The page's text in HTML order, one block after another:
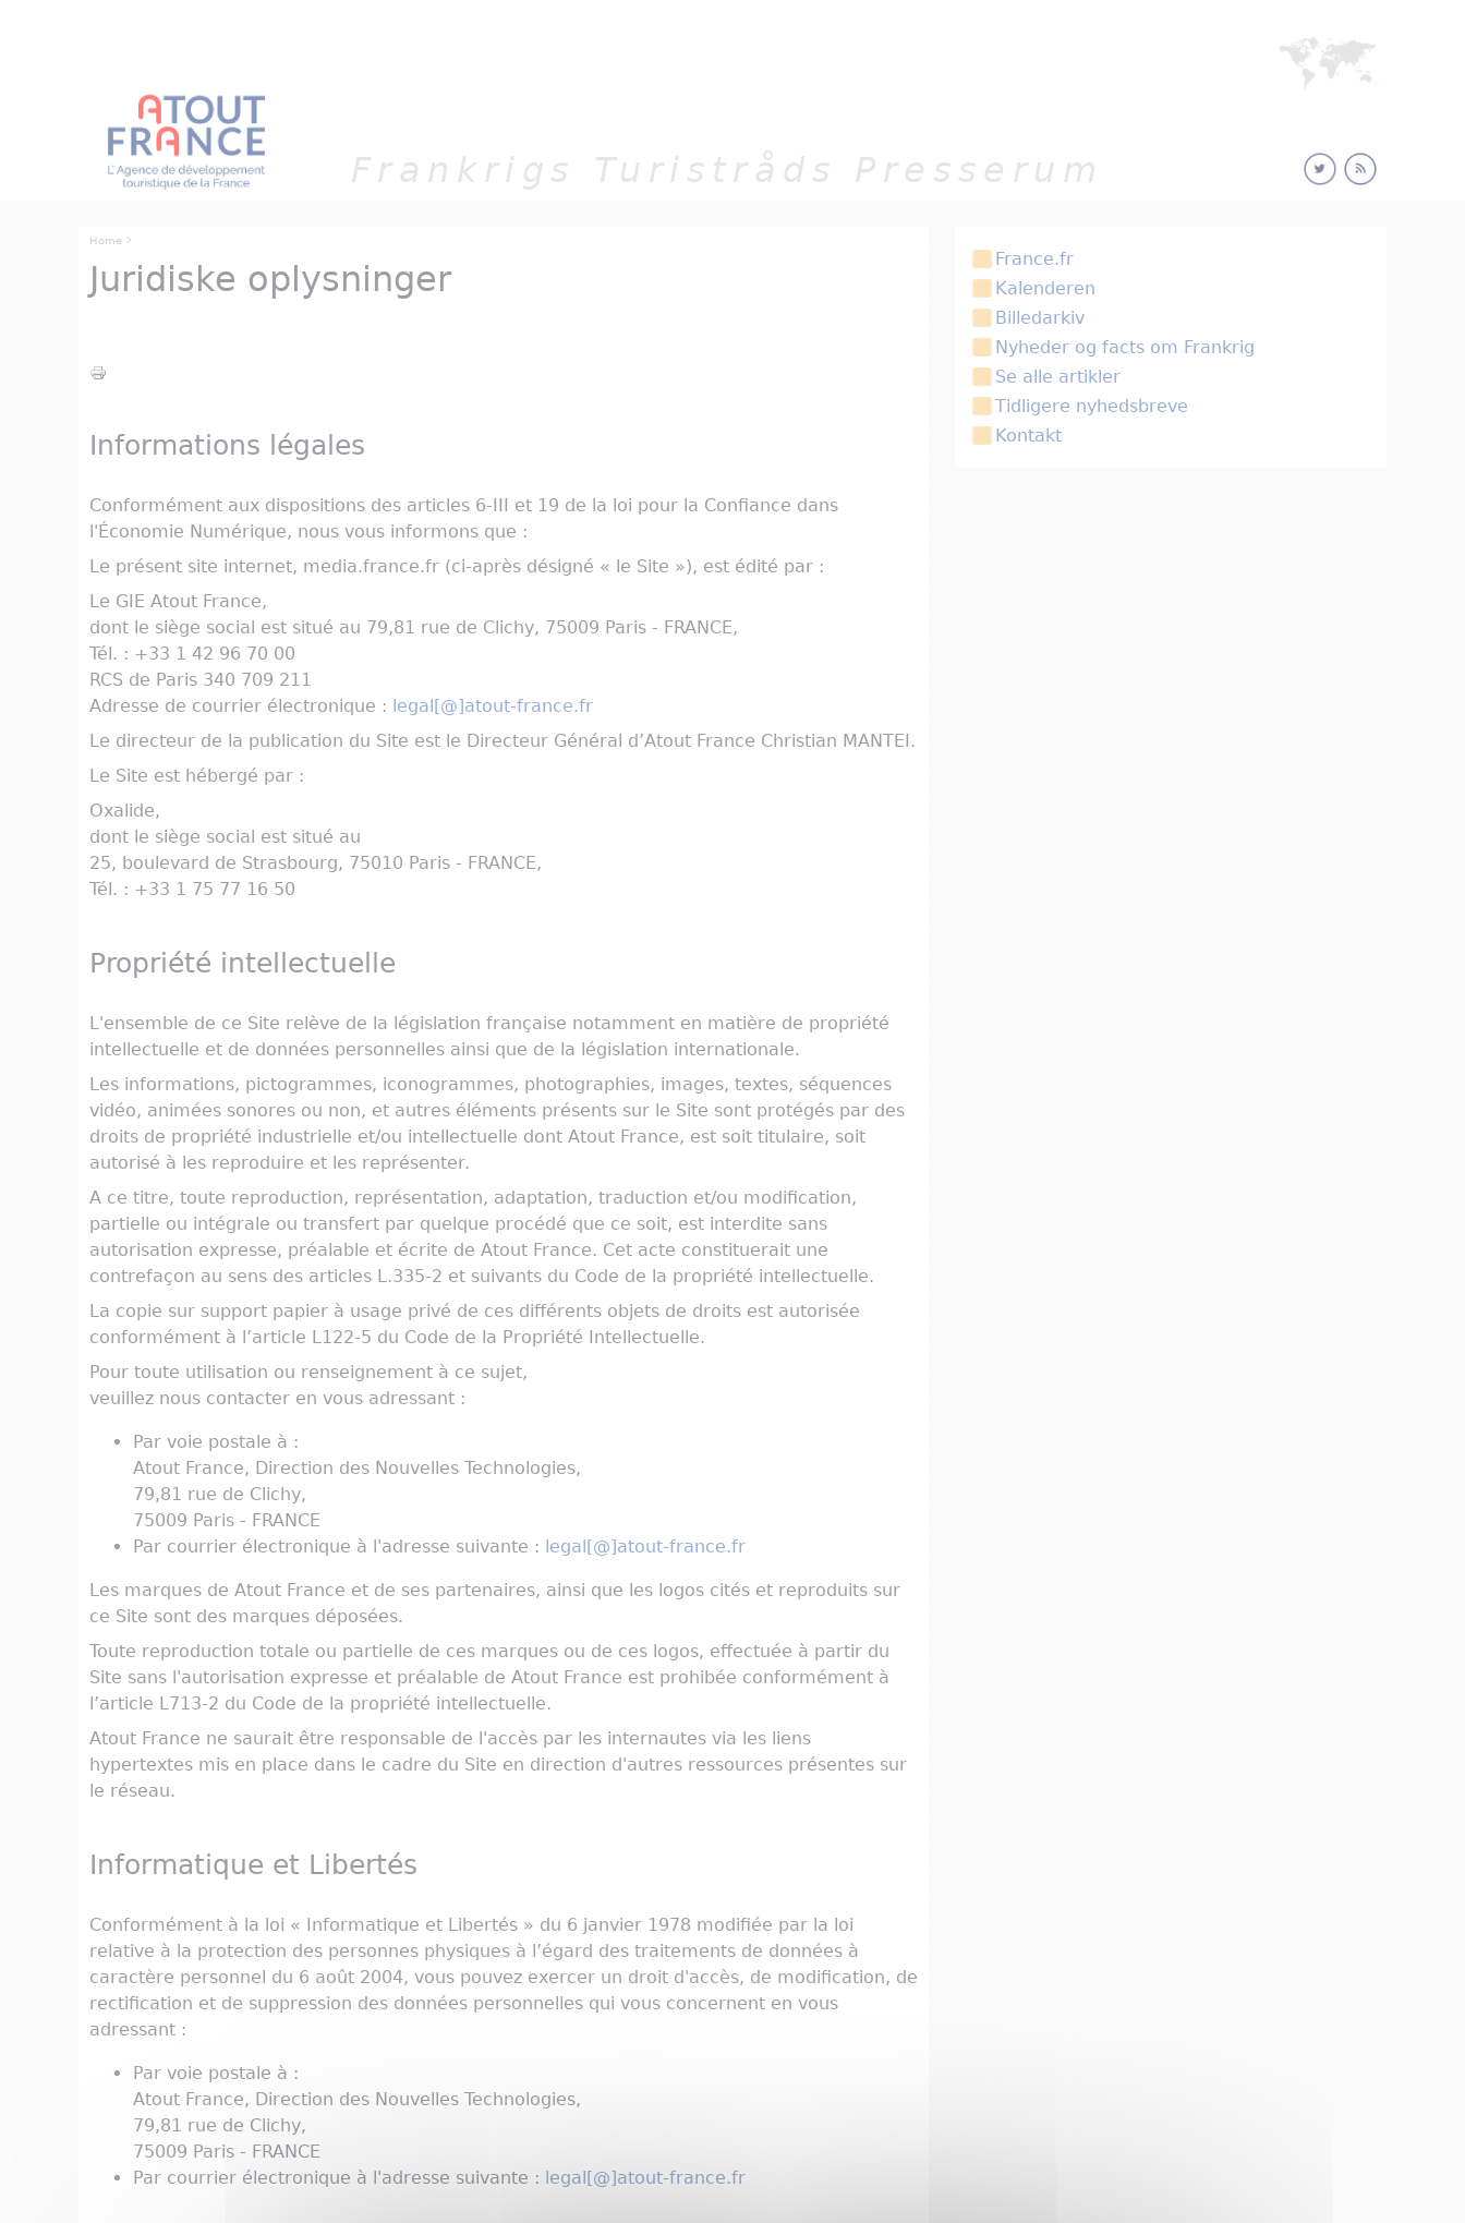
Frankrigs Turistråds Presserum
You are here
Home ›
Juridiske oplysninger
Informations légales
Conformément aux dispositions des articles 6-III et 19 de la loi pour la Confiance dans
l'Économie Numérique, nous vous informons que :
Le présent site internet, media.france.fr (ci-après désigné « le Site »), est édité par :
Le GIE Atout France,
dont le siège social est situé au 79,81 rue de Clichy, 75009 Paris - FRANCE,
Tél. : +33 1 42 96 70 00
RCS de Paris 340 709 211
Adresse de courrier électronique : legal[@]atout-france.fr
Le directeur de la publication du Site est le Directeur Général d’Atout France Christian MANTEI.
Le Site est hébergé par :
Oxalide,
dont le siège social est situé au
25, boulevard de Strasbourg, 75010 Paris - FRANCE,
Tél. : +33 1 75 77 16 50
Propriété intellectuelle
L'ensemble de ce Site relève de la législation française notamment en matière de propriété
intellectuelle et de données personnelles ainsi que de la législation internationale.
Les informations, pictogrammes, iconogrammes, photographies, images, textes, séquences
vidéo, animées sonores ou non, et autres éléments présents sur le Site sont protégés par des
droits de propriété industrielle et/ou intellectuelle dont Atout France, est soit titulaire, soit
autorisé à les reproduire et les représenter.
A ce titre, toute reproduction, représentation, adaptation, traduction et/ou modification,
partielle ou intégrale ou transfert par quelque procédé que ce soit, est interdite sans
autorisation expresse, préalable et écrite de Atout France. Cet acte constituerait une
contrefaçon au sens des articles L.335-2 et suivants du Code de la propriété intellectuelle.
La copie sur support papier à usage privé de ces différents objets de droits est autorisée
conformément à l’article L122-5 du Code de la Propriété Intellectuelle.
Pour toute utilisation ou renseignement à ce sujet,
veuillez nous contacter en vous adressant :
Par voie postale à :
Atout France, Direction des Nouvelles Technologies,
79,81 rue de Clichy,
75009 Paris - FRANCE
Par courrier électronique à l'adresse suivante : legal[@]atout-france.fr
Les marques de Atout France et de ses partenaires, ainsi que les logos cités et reproduits sur
ce Site sont des marques déposées.
Toute reproduction totale ou partielle de ces marques ou de ces logos, effectuée à partir du
Site sans l'autorisation expresse et préalable de Atout France est prohibée conformément à
l’article L713-2 du Code de la propriété intellectuelle.
Atout France ne saurait être responsable de l'accès par les internautes via les liens
hypertextes mis en place dans le cadre du Site en direction d'autres ressources présentes sur
le réseau.
Informatique et Libertés
Conformément à la loi « Informatique et Libertés » du 6 janvier 1978 modifiée par la loi
relative à la protection des personnes physiques à l’égard des traitements de données à
caractère personnel du 6 août 2004, vous pouvez exercer un droit d'accès, de modification, de
rectification et de suppression des données personnelles qui vous concernent en vous
adressant :
Par voie postale à :
Atout France, Direction des Nouvelles Technologies,
79,81 rue de Clichy,
75009 Paris - FRANCE
Par courrier électronique à l'adresse suivante : legal[@]atout-france.fr
France.fr
Kalenderen
Billedarkiv
Nyheder og facts om Frankrig
Se alle artikler
Tidligere nyhedsbreve
Kontakt